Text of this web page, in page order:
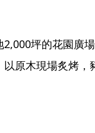
坪的花園廣
原木現場炙烤，